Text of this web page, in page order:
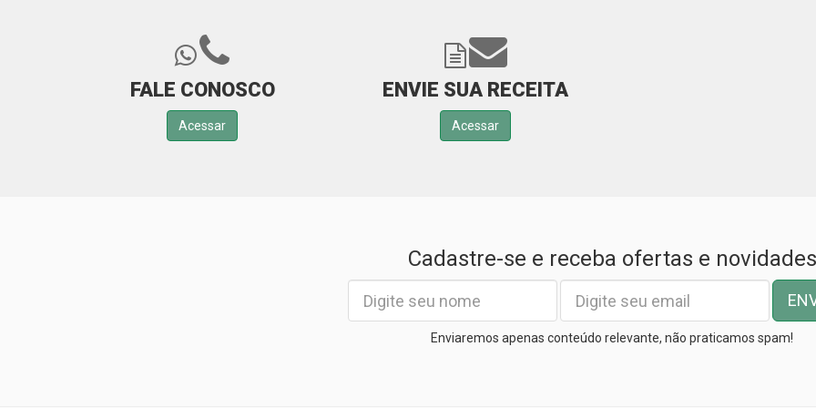
FALE CONOSCO
Acessar
ENVIE SUA RECEITA
Acessar
Cadastre-se e receba ofertas e novidades
Enviaremos apenas conteúdo relevante, não praticamos spam!